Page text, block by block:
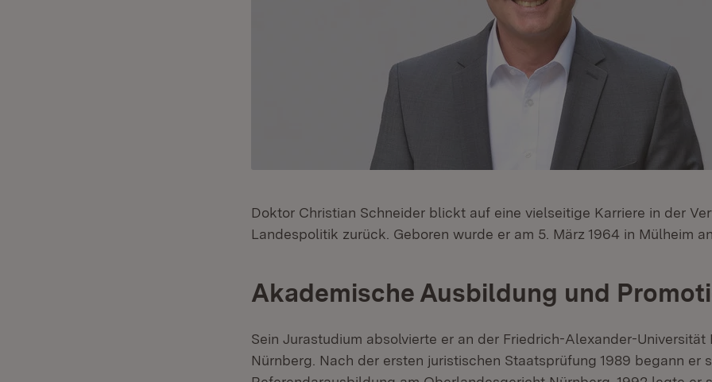
Doktor Christian Schneider blickt auf eine vielseitige Karriere in der
Landespolitik zurück. Geboren wurde er am 5. März 1964 in Mülheim
Akademische Ausbildung und
Sein Jurastudium absolvierte er an der Friedrich-Alexander-Universität
Nürnberg. Nach der ersten juristischen Staatsprüfung 1989 begann er